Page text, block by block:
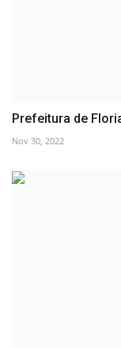
Prefeitura de
Nov 30, 2022